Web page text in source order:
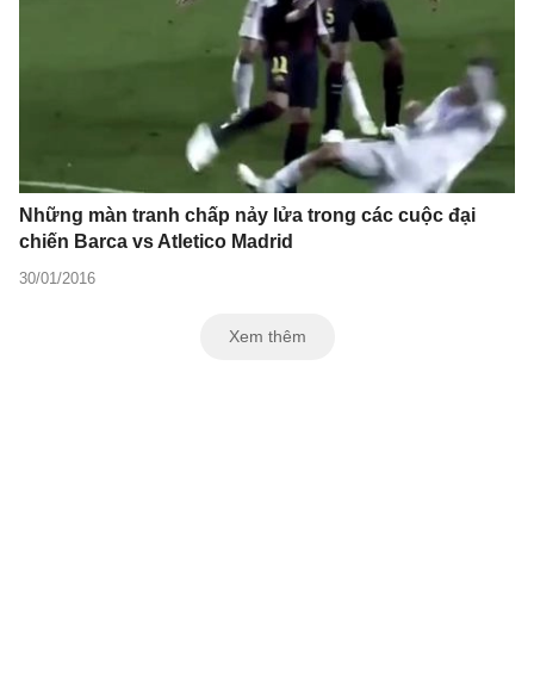
Những màn tranh chấp nảy lửa trong các cuộc đại
chiến Barca vs Atletico Madrid
30/01/2016
Xem thêm